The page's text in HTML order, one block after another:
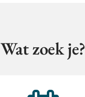
Wat zoek je?